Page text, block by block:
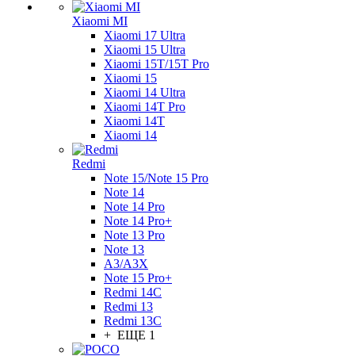
Xiaomi MI
Xiaomi 17 Ultra
Xiaomi 15 Ultra
Xiaomi 15T/15T Pro
Xiaomi 15
Xiaomi 14 Ultra
Xiaomi 14T Pro
Xiaomi 14T
Xiaomi 14
Redmi
Note 15/Note 15 Pro
Note 14
Note 14 Pro
Note 14 Pro+
Note 13 Pro
Note 13
A3/A3X
Note 15 Pro+
Redmi 14C
Redmi 13
Redmi 13C
+ ЕЩЕ 1